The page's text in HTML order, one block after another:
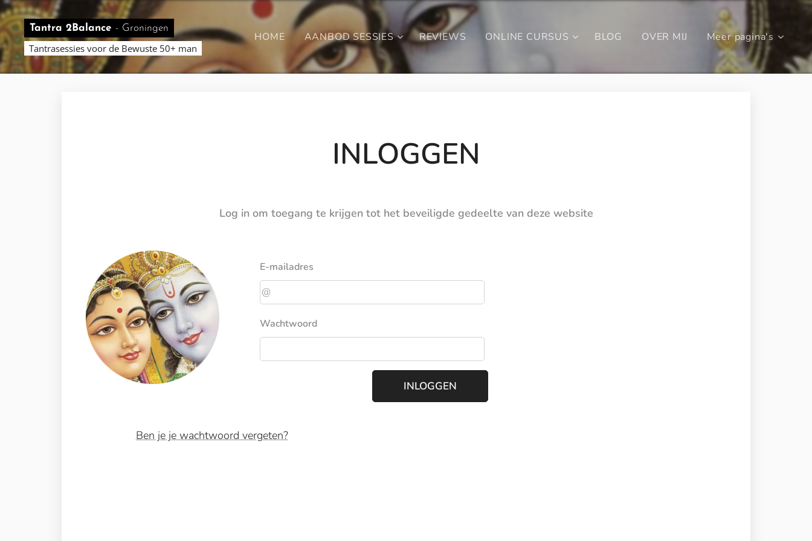
Tantra 2Balance - Groningen
Tantrasessies voor de Bewuste 50+ man
HOME AANBOD SESSIES REVIEWS ONLINE CURSUS BLOG OVER MIJ Meer pagina's
INLOGGEN
Log in om toegang te krijgen tot het beveiligde gedeelte van deze website
E-mailadres
Wachtwoord
INLOGGEN
Ben je je wachtwoord vergeten?